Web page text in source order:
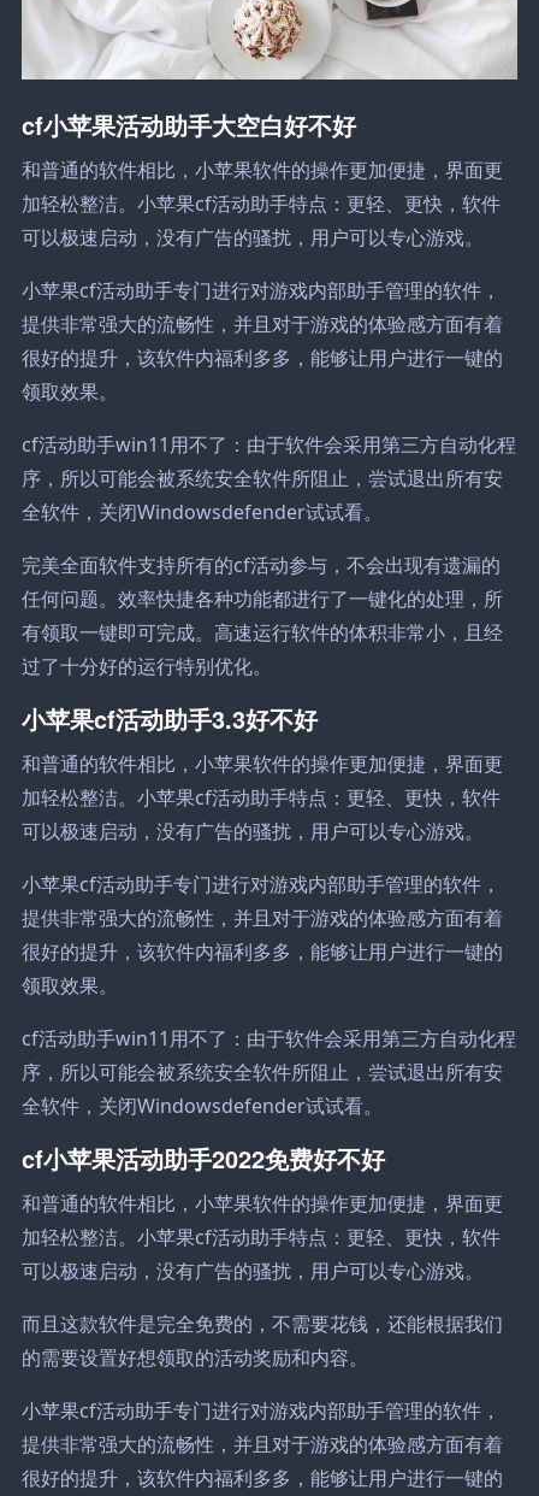
cf小苹果活动助手大空白好不好
和普通的软件相比，小苹果软件的操作更加便捷，界面更
加轻松整洁。小苹果cf活动助手特点：更轻、更快，软件
可以极速启动，没有广告的骚扰，用户可以专心游戏。
小苹果cf活动助手专门进行对游戏内部助手管理的软件，
提供非常强大的流畅性，并且对于游戏的体验感方面有着
很好的提升，该软件内福利多多，能够让用户进行一键的
领取效果。
cf活动助手win11用不了：由于软件会采用第三方自动化程
序，所以可能会被系统安全软件所阻止，尝试退出所有安
全软件，关闭Windowsdefender试试看。
完美全面软件支持所有的cf活动参与，不会出现有遗漏的
任何问题。效率快捷各种功能都进行了一键化的处理，所
有领取一键即可完成。高速运行软件的体积非常小，且经
过了十分好的运行特别优化。
小苹果cf活动助手3.3好不好
和普通的软件相比，小苹果软件的操作更加便捷，界面更
加轻松整洁。小苹果cf活动助手特点：更轻、更快，软件
可以极速启动，没有广告的骚扰，用户可以专心游戏。
小苹果cf活动助手专门进行对游戏内部助手管理的软件，
提供非常强大的流畅性，并且对于游戏的体验感方面有着
很好的提升，该软件内福利多多，能够让用户进行一键的
领取效果。
cf活动助手win11用不了：由于软件会采用第三方自动化程
序，所以可能会被系统安全软件所阻止，尝试退出所有安
全软件，关闭Windowsdefender试试看。
cf小苹果活动助手2022免费好不好
和普通的软件相比，小苹果软件的操作更加便捷，界面更
加轻松整洁。小苹果cf活动助手特点：更轻、更快，软件
可以极速启动，没有广告的骚扰，用户可以专心游戏。
而且这款软件是完全免费的，不需要花钱，还能根据我们
的需要设置好想领取的活动奖励和内容。
小苹果cf活动助手专门进行对游戏内部助手管理的软件，
提供非常强大的流畅性，并且对于游戏的体验感方面有着
很好的提升，该软件内福利多多，能够让用户进行一键的